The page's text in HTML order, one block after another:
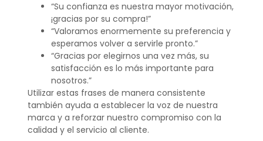
“Su confianza es nuestra mayor motivación,
¡gracias por su compra!”
“Valoramos enormemente su preferencia y
esperamos volver a servirle pronto.”
“Gracias por elegirnos una vez más, su
satisfacción es lo más importante para
nosotros.”
Utilizar estas frases de manera consistente
también ayuda a establecer la voz de nuestra
marca y a reforzar nuestro compromiso con la
calidad y el servicio al cliente.